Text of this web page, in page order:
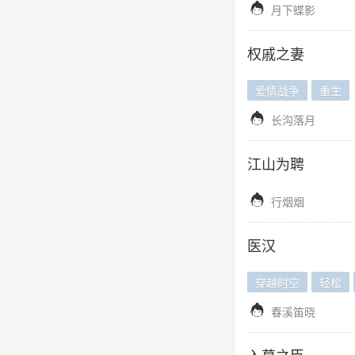
 月下蝶影
权戚之妻
爱情战争 重生
 长沟落月
江山为聘
 行烟烟
医汉
穿越时空 轻松
 春溪笛晓